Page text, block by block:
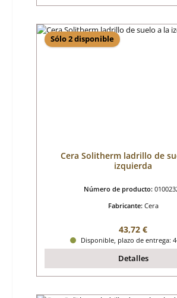
Sólo 2 disponible
Cera Solitherm ladrillo de
izquierda
Número de producto:
Fabricante: Cera
Precio normal:
43,72 €
Disponible, plazo de entrega:
Detalles